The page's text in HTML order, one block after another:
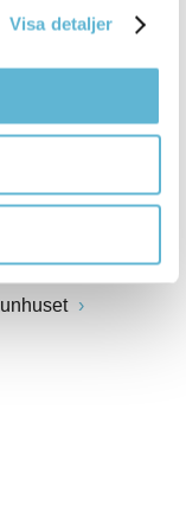
Visa detaljer